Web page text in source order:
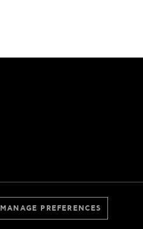
MANAGE PREFERENCES